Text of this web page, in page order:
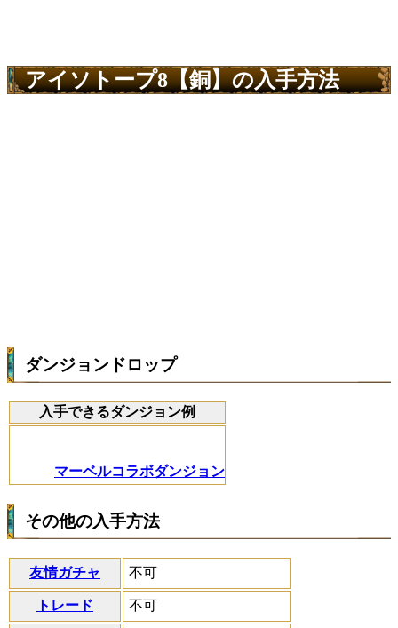
アイソトープ8【銅】の入手方法
ダンジョンドロップ
入手できるダンジョン例
マーベルコラボダンジョン
その他の入手方法
友情ガチャ 不可
トレード 不可